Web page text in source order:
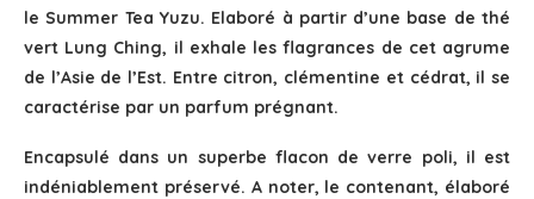
le Summer Tea Yuzu. Elaboré à partir d’une base de thé
vert Lung Ching, il exhale les flagrances de cet agrume
de l’Asie de l’Est. Entre citron, clémentine et cédrat, il se
caractérise par un parfum prégnant.
Encapsulé dans un superbe flacon de verre poli, il est
indéniablement préservé. A noter, le contenant, élaboré